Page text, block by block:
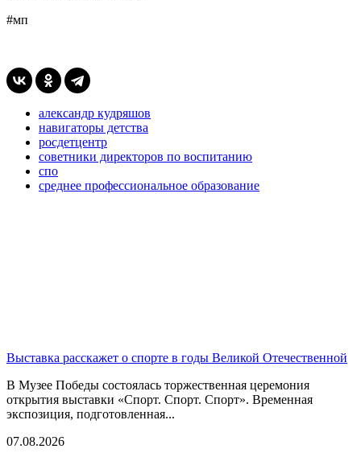
#мп
александр кудряшов
навигаторы детства
росдетцентр
советники директоров по воспитанию
спо
среднее профессиональное образование
Выставка расскажет о спорте в годы Великой Отечественной
В Музее Победы состоялась торжественная церемония
открытия выставки «Спорт. Спорт. Спорт». Временная
экспозиция, подготовленная...
07.08.2026